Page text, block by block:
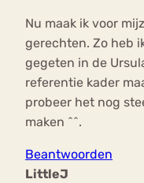
Nu maak ik voor
gerechten. Zo heb
gegeten in de
referentie kader
probeer het nog
maken ^^.
Beantwoorden
LittleJ